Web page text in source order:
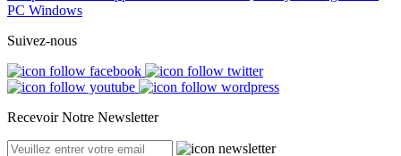
PC Windows
Suivez-nous
Recevoir Notre Newsletter